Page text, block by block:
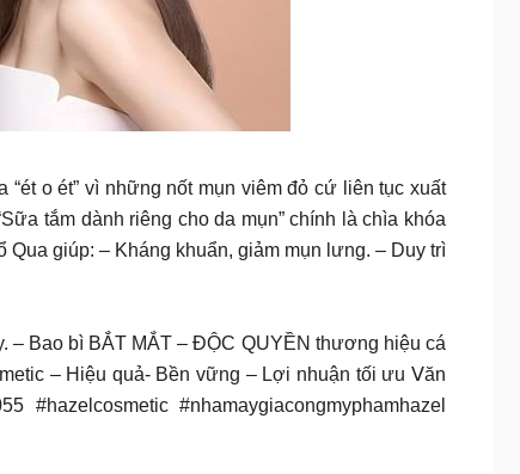
“ét o ét” vì những nốt mụn viêm đỏ cứ liên tục xuất
tắm dành riêng cho da mụn” chính là chìa khóa
giúp: – Kháng khuẩn, giảm mụn lưng. – Duy trì
– Bao bì BẮT MẮT – ĐỘC QUYỀN thương hiệu cá
– Hiệu quả- Bền vững – Lợi nhuận tối ưu 𝖵ăn
#hazelcosmetic #nhamaygiacongmyphamhazel